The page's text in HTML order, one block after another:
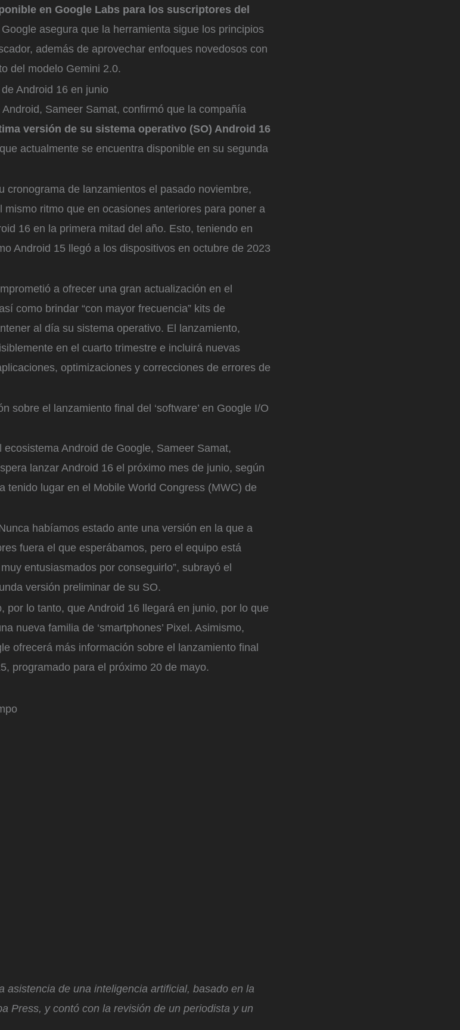
en Google Labs para los suscriptores del
Google asegura que la herramienta sigue los principios
además de aprovechar enfoques novedosos con
del modelo Gemini 2.0.
Android 16 en junio
Sameer Samat, confirmó que la compañía
versión de su sistema operativo (SO) Android 16
que actualmente se encuentra disponible en su segunda
cronograma de lanzamientos el pasado noviembre,
ritmo que en ocasiones anteriores para poner a
16 en la primera mitad del año. Esto, teniendo en
Android 15 llegó a los dispositivos en octubre de 2023
a ofrecer una gran actualización en el
como brindar “con mayor frecuencia” kits de
al día su sistema operativo. El lanzamiento,
en el cuarto trimestre e incluirá nuevas
optimizaciones y correcciones de errores de
sobre el lanzamiento final del ‘software’ en Google I/O
Android de Google, Sameer Samat,
lanzar Android 16 el próximo mes de junio, según
tenido lugar en el Mobile World Congress (MWC) de
habíamos estado ante una versión en la que a
fuera el que esperábamos, pero el equipo está
entusiasmados por conseguirlo”, subrayó el
versión preliminar de su SO.
por lo tanto, que Android 16 llegará en junio, por lo que
nueva familia de ‘smartphones’ Pixel. Asimismo,
ofrecerá más información sobre el lanzamiento final
programado para el próximo 20 de mayo.
asistencia de una inteligencia artificial, basado en la
Press, y contó con la revisión de un periodista y un